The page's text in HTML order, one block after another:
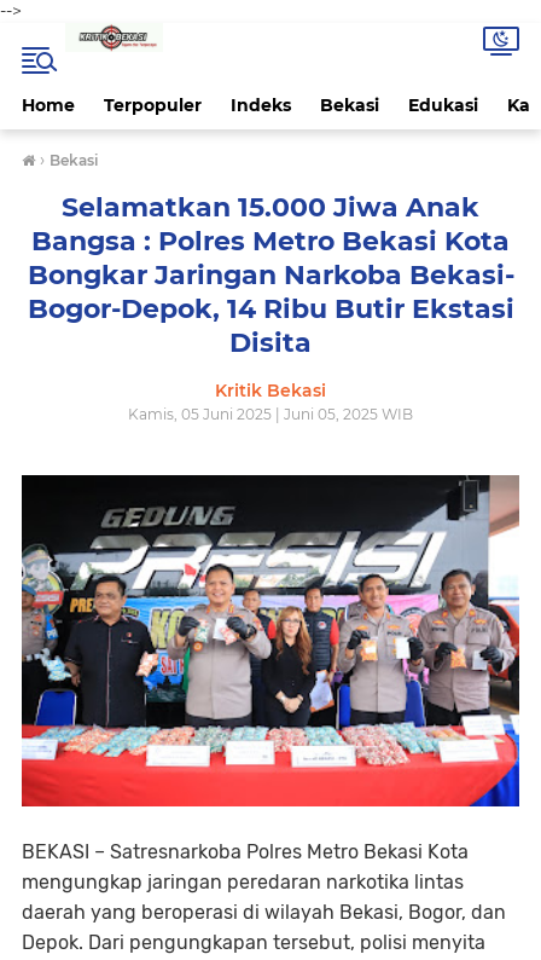
-->
Home Terpopuler Indeks Bekasi Edukasi
› Bekasi
Selamatkan 15.000 Jiwa Anak
Bangsa : Polres Metro Bekasi Kota
Bongkar Jaringan Narkoba Bekasi-
Bogor-Depok, 14 Ribu Butir Ekstasi
Disita
Kritik Bekasi
Kamis, 05 Juni 2025 | Juni 05, 2025 WIB
BEKASI – Satresnarkoba Polres Metro Bekasi Kota
mengungkap jaringan peredaran narkotika lintas
daerah yang beroperasi di wilayah Bekasi, Bogor, dan
Depok. Dari pengungkapan tersebut, polisi menyita